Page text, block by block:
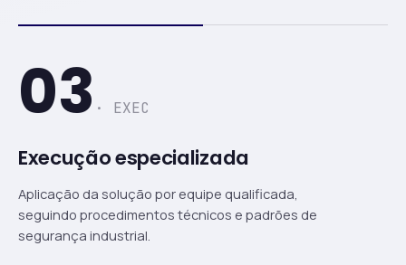
03 · EXEC
Execução especializada
Aplicação da solução por equipe qualificada,
seguindo procedimentos técnicos e padrões de
segurança industrial.